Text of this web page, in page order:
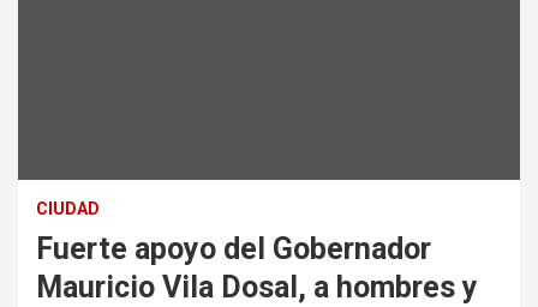
CIUDAD
Fuerte apoyo del Gobernador
Mauricio Vila Dosal, a hombres y